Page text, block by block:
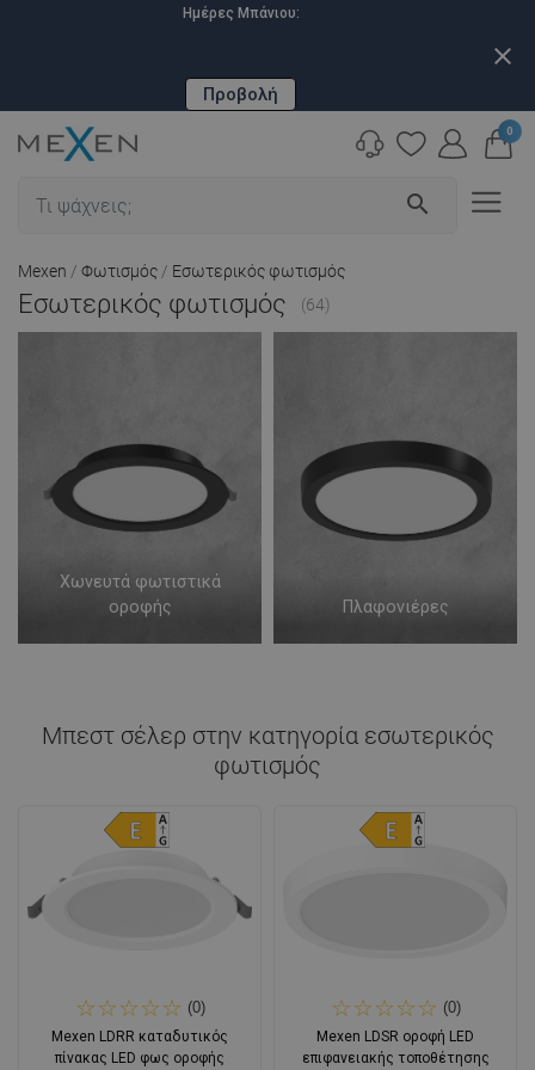
Ημέρες Μπάνιου:
Προβολή
close
search
0
Mexen Φωτισμός Εσωτερικός φωτισμός
Εσωτερικός φωτισμός (64)
Χωνευτά φωτιστικά
οροφής
Πλαφονιέρες
Μπεστ σέλερ στην κατηγορία εσωτερικός
φωτισμός
(0)
Mexen LDRR καταδυτικός
πίνακας LED φως οροφής
(0)
Mexen LDSR οροφή LED
επιφανειακής τοποθέτησης